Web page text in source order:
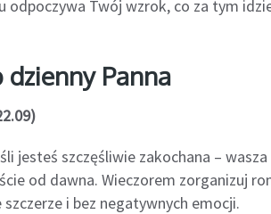
odpoczywa Twój wzrok, co za tym
dzienny Panna
jesteś szczęśliwie zakochana –
od dawna. Wieczorem zorganizuj
i bez negatywnych emocji.